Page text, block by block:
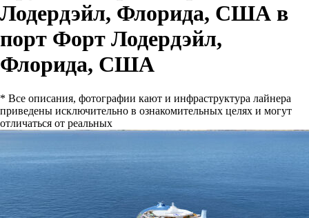
Лодердэйл, Флорида, США в
порт Форт Лодердэйл,
Флорида, США
* Все описания, фотографии кают и инфраструктура лайнера
приведены исключительно в ознакомительных целях и могут
отличаться от реальных